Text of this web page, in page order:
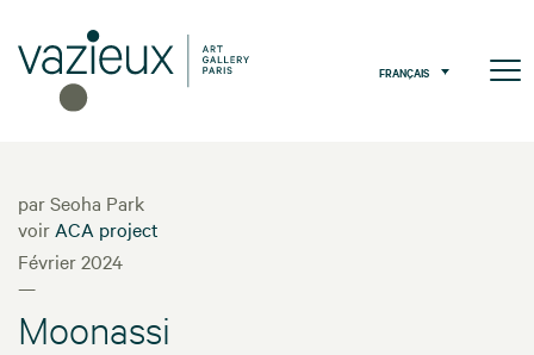
FRANÇAIS
par Seoha Park
voir ACA project
Février 2024
—
Moonassi